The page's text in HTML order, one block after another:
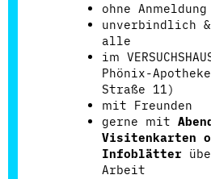
ohne Anmeldung
unverbindlich
alle
im
Phönix-
Straße 11)
mit Freunden
gerne mit
Visitenkarten
Infoblätter
Arbeit